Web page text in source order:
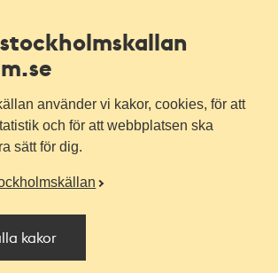
använder vi kakor, cookies, för att
och för att webbplatsen ska
sätt för dig.
kakor